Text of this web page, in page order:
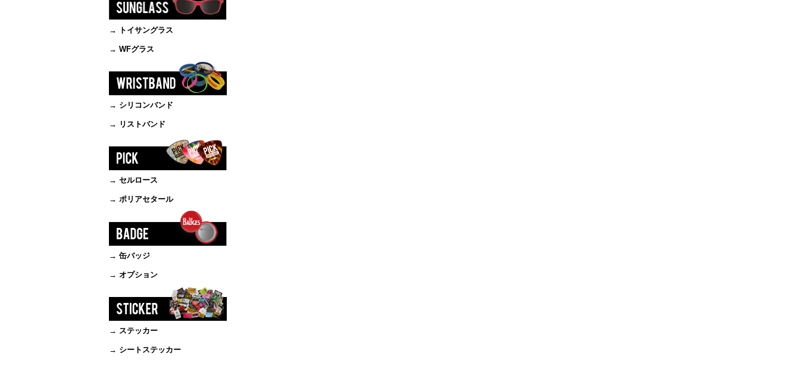
→ トイサングラス
→ WFグラス
→ シリコンバンド
→ リストバンド
→ セルロース
→ ポリアセタール
→ 缶バッジ
→ オプション
→ ステッカー
→ シートステッカー